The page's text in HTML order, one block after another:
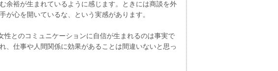
余裕が生まれているように感じます。ときには商談を外
心を開いているな、という実感があります。
とのコミュニケーションに自信が生まれるのは事実で
、仕事や人間関係に効果があることは間違いないと思っ